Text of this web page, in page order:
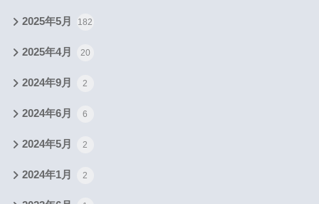
2025年5月 182
2025年4月 20
2024年9月 2
2024年6月 6
2024年5月 2
2024年1月 2